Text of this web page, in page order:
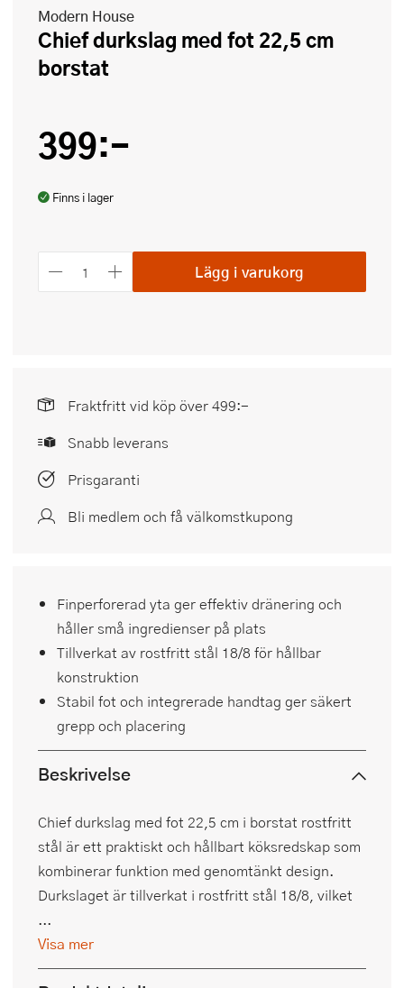
Modern House
Chief durkslag med fot 22,5 cm
borstat
399:-
Finns i lager
Lägg i varukorg
Fraktfritt vid köp över 499:-
Snabb leverans
Prisgaranti
Bli medlem och få välkomstkupong
Finperforerad yta ger effektiv dränering och
håller små ingredienser på plats
Tillverkat av rostfritt stål 18/8 för hållbar
konstruktion
Stabil fot och integrerade handtag ger säkert
grepp och placering
Beskrivelse
Chief durkslag med fot 22,5 cm i borstat rostfritt
stål är ett praktiskt och hållbart köksredskap som
kombinerar funktion med genomtänkt design.
Durkslaget är tillverkat i rostfritt stål 18/8, vilket
...
Visa mer